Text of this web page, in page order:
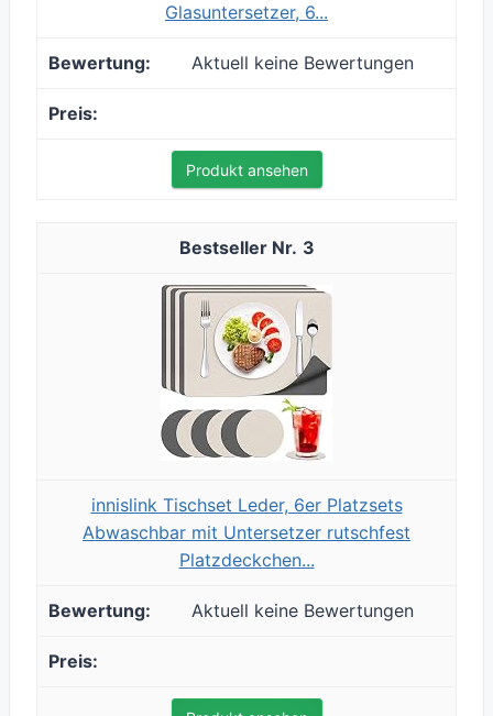
Glasuntersetzer, 6...
Aktuell keine Bewertungen
Produkt ansehen
3
innislink Tischset Leder, 6er Platzsets
Abwaschbar mit Untersetzer rutschfest
Platzdeckchen...
Aktuell keine Bewertungen